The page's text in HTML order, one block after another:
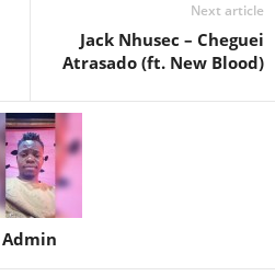
Next article
Jack Nhusec – Cheguei
Atrasado (ft. New Blood)
Admin